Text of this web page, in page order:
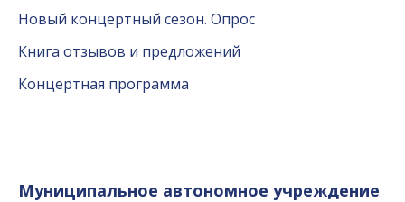
Новый концертный сезон. Опрос
Книга отзывов и предложений
Концертная программа
Муниципальное автономное учреждение